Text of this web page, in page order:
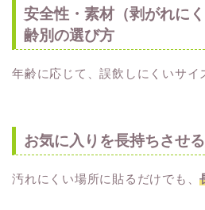
安全性・素材（剥がれに
齢別の選び方
年齢に応じて、誤飲しにくいサイ
お気に入りを長持ちさせ
汚れにくい場所に貼るだけでも、